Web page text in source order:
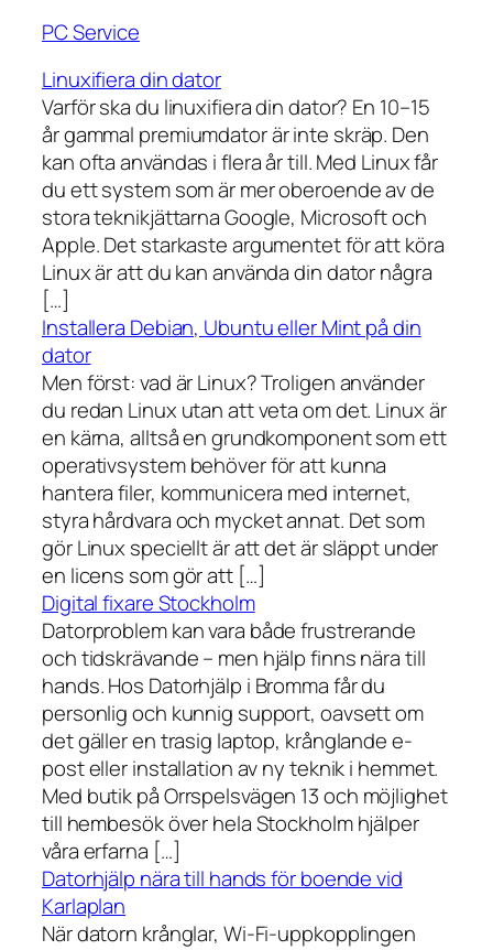
PC Service
Linuxifiera din dator
Varför ska du linuxifiera din dator? En 10–15
år gammal premiumdator är inte skräp. Den
kan ofta användas i flera år till. Med Linux får
du ett system som är mer oberoende av de
stora teknikjättarna Google, Microsoft och
Apple. Det starkaste argumentet för att köra
Linux är att du kan använda din dator några
[…]
Installera Debian, Ubuntu eller Mint på din
dator
Men först: vad är Linux? Troligen använder
du redan Linux utan att veta om det. Linux är
en kärna, alltså en grundkomponent som ett
operativsystem behöver för att kunna
hantera filer, kommunicera med internet,
styra hårdvara och mycket annat. Det som
gör Linux speciellt är att det är släppt under
en licens som gör att […]
Digital fixare Stockholm
Datorproblem kan vara både frustrerande
och tidskrävande – men hjälp finns nära till
hands. Hos Datorhjälp i Bromma får du
personlig och kunnig support, oavsett om
det gäller en trasig laptop, krånglande e-
post eller installation av ny teknik i hemmet.
Med butik på Orrspelsvägen 13 och möjlighet
till hembesök över hela Stockholm hjälper
våra erfarna […]
Datorhjälp nära till hands för boende vid
Karlaplan
När datorn krånglar, Wi-Fi-uppkopplingen